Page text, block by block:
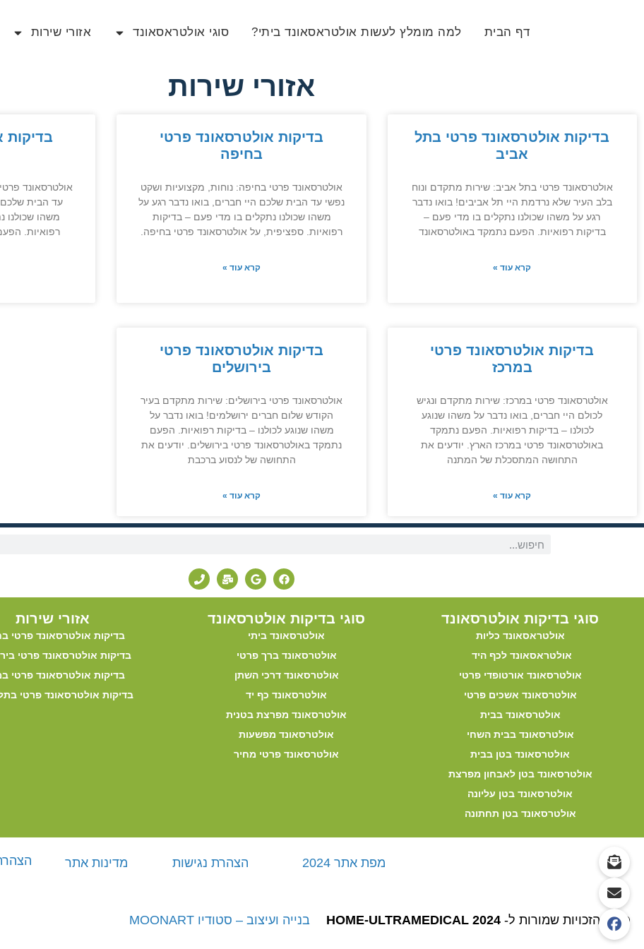
דף הבית למה מומלץ לעשות אולטראסאונד ביתי? סוגי אולטראסאונד אזורי שירות
אזורי שירות
בדיקות אולטרסאונד פרטי בתל
אביב
אולטרסאונד פרטי בתל אביב: שירות מתקדם ונוח
בלב העיר שלא נרדמת היי תל אביבים! בואו נדבר
רגע על משהו שכולנו נתקלים בו מדי פעם –
בדיקות רפואיות. הפעם נתמקד באולטרסאונד
קרא עוד »
בדיקות אולטרסאונד פרטי
בחיפה
אולטרסאונד פרטי בחיפה: נוחות, מקצועיות ושקט
נפשי עד הבית שלכם היי חברים, בואו נדבר רגע על
משהו שכולנו נתקלים בו מדי פעם – בדיקות
רפואיות. ספציפית, על אולטרסאונד פרטי בחיפה.
קרא עוד »
בדיקות
אולטרסאונד
עד הבית שלכם
משהו שכולנו
רפואיות.
בדיקות אולטרסאונד פרטי
במרכז
אולטרסאונד פרטי במרכז: שירות מתקדם ונגיש
לכולם היי חברים, בואו נדבר על משהו שנוגע
לכולנו – בדיקות רפואיות. הפעם נתמקד
באולטרסאונד פרטי במרכז הארץ. יודעים את
התחושה המתסכלת של המתנה
קרא עוד »
בדיקות אולטרסאונד פרטי
בירושלים
אולטרסאונד פרטי בירושלים: שירות מתקדם בעיר
הקודש שלום חברים ירושלמים! בואו נדבר על
משהו שנוגע לכולנו – בדיקות רפואיות. הפעם
נתמקד באולטרסאונד פרטי בירושלים. יודעים את
התחושה של לנסוע ברכבת
קרא עוד »
סוגי בדיקות אולטרסאונד
אולטראסאונד כליות
אולטראסאונד לכף היד
אולטרסאונד אורטופדי פרטי
אולטרסאונד אשכים פרטי
אולטרסאונד בבית
אולטרסאונד בבית השחי
אולטרסאונד בטן בבית
אולטרסאונד בטן לאבחון מפרצת
אולטרסאונד בטן עליונה
אולטרסאונד בטן תחתונה
סוגי בדיקות אולטרסאונד
אולטרסאונד ביתי
אולטרסאונד ברך פרטי
אולטרסאונד דרכי השתן
אולטרסאונד כף יד
אולטרסאונד מפרצת בטנית
אולטרסאונד מפשעות
אולטרסאונד פרטי מחיר
אזורי שירות
בדיקות אולטרסאונד פרטי
בדיקות אולטרסאונד פרטי
בדיקות אולטרסאונד פרטי
בדיקות אולטרסאונד פרטי
מפת אתר 2024 הצהרת נגישות מדינות אתר
© כל הזכויות שמורות ל- HOME-ULTRAMEDICAL 2024 בנייה ועיצוב – סטודיו MOONART